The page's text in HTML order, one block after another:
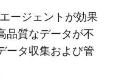
ージェントが効果
品質なデータが不
ータ収集および管